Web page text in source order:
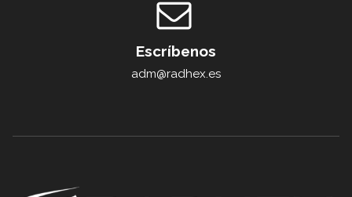
Escríbenos
adm@radhex.es